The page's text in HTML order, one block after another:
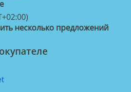
несколько предложений